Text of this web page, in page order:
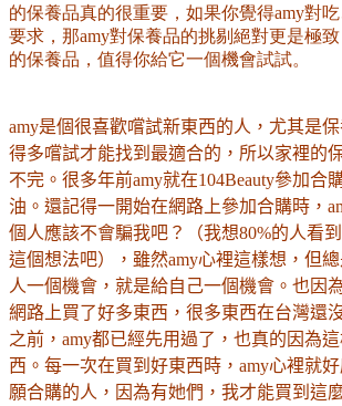
的保養品真的很重要，如果你覺得amy對
要求，那amy對保養品的挑剔絕對更是極
的保養品，值得你給它一個機會試試。
amy是個很喜歡嚐試新東西的人，尤其是
得多嚐試才能找到最適合的，所以家裡的
不完。很多年前amy就在104Beauty參加合
油。還記得一開始在網路上參加合購時，
個人應該不會騙我吧？（我想80%的人看到
這個想法吧），雖然amy心裡這樣想，但
人一個機會，就是給自己一個機會。也因
網路上買了好多東西，很多東西在台灣還
之前， amy都已經先用過了，也真的因為
西。每一次在買到好東西時， amy心裡就
願合購的人，因為有她們，我才能買到這